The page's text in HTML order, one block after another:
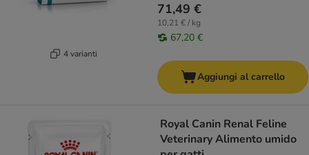
4 varianti
71,49 €
10,21 € / kg
67,20 €
Aggiungi al carrello
Royal Canin Renal Feline
Veterinary Alimento umido